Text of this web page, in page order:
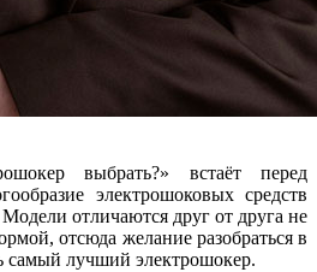
выбрать?» встаёт перед
электрошоковых средств
отличаются друг от друга не
отсюда желание разобраться в
самый лучший электрошокер.